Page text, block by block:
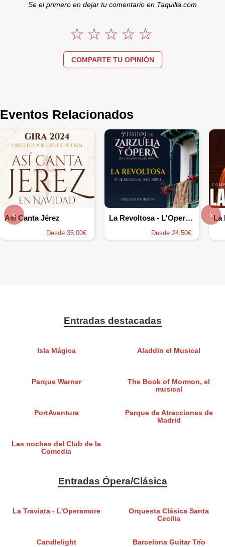
Se el primero en dejar tu comentario en Taquilla.com
COMPARTE TU OPINIÓN
Eventos Relacionados
Así Canta Jérez
Desde 35.00€
La Revoltosa - L'Operamore
Desde 24.50€
‹ ›
Entradas destacadas
Isla Mágica Aladdin el Musical
Parque Warner
The Book of Mormon, el
musical
PortAventura
Parque de Atracciones de
Madrid
Las noches del Club de la
Comedia
Entradas Ópera/Clásica
La Traviata - L'Operamore
Orquesta Clásica Santa
Cecilia
Candlelight Barcelona Guitar Trío